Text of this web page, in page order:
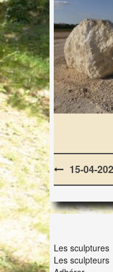
Post
15-04-
Les sculptures
Les sculpteurs